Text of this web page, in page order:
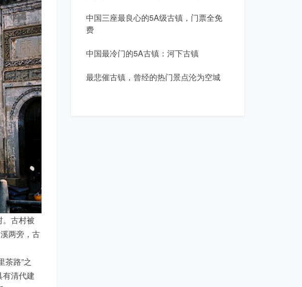
。古村被
两旁，古
茶路”之
清代建
中国三座最良心的5A级古镇，门票全免
费
中国最冷门的5A古镇：河下古镇
最悲催古镇，曾经的热门景点沦为空城